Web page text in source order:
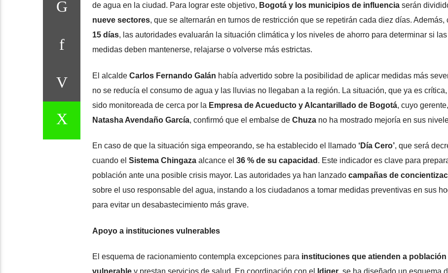
de agua en la ciudad. Para lograr este objetivo, Bogotá y los municipios de influenciaserán
nueve sectores, que se alternarán en turnos de restricción que se repetirán cada diez días. Además,
15 días, las autoridades evaluarán la situación climática y los niveles de ahorro para determinar si las
medidas deben mantenerse, relajarse o volverse más estrictas.
El alcalde Carlos Fernando Galán había advertido sobre la posibilidad de aplicar medidas más
no se reducía el consumo de agua y las lluvias no llegaban a la región. La situación, que ya es crítica,
sido monitoreada de cerca por la Empresa de Acueducto y Alcantarillado de Bogotá, cuyo gerente,
Natasha Avendaño García, confirmó que el embalse de Chuzano ha mostrado mejoría en sus
En caso de que la situación siga empeorando, se ha establecido el llamado ‘Día Cero’, que será
cuando el Sistema Chingazaalcance el 36 % de su capacidad . Este indicador es clave para
población ante una posible crisis mayor. Las autoridades ya han lanzado campañas de
sobre el uso responsable del agua, instando a los ciudadanos a tomar medidas preventivas en sus
para evitar un desabastecimiento más grave.
Apoyo a instituciones vulnerables
El esquema de racionamiento contempla excepciones para instituciones que atienden a población
vulnerabley prestan servicios de salud. En coordinación con el Idiger, se ha diseñado un esquema